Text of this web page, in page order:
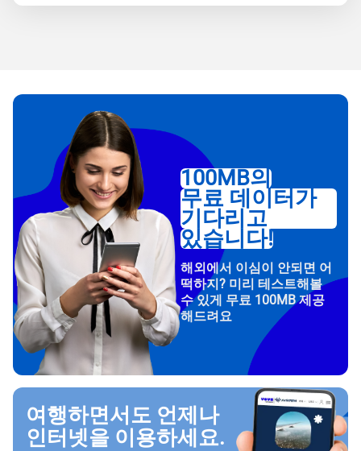
100MB의
무료 데이터가
기다리고
있습니다!
해외에서 이심이 안되면 어
떡하지? 미리 테스트해볼
수 있게 무료 100MB 제공
해드려요
여행하면서도 언제나
인터넷을 이용하세요.